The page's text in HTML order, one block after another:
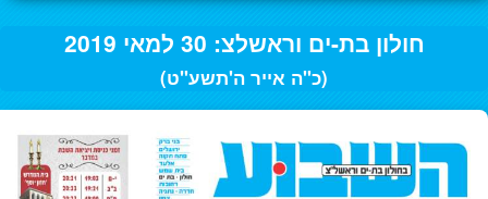
חולון בת-ים וראשלצ: 30 למאי 2019
(כ"ה אייר ה'תשע"ט)